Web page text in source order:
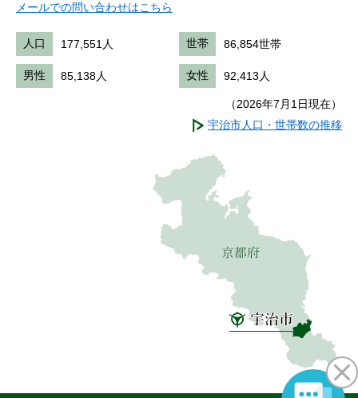
メールでの問い合わせはこちら
人口 177,551人 世帯 86,854世帯
男性 85,138人 女性 92,413人
（2026年7月1日現在）
宇治市人口・世帯数の推移